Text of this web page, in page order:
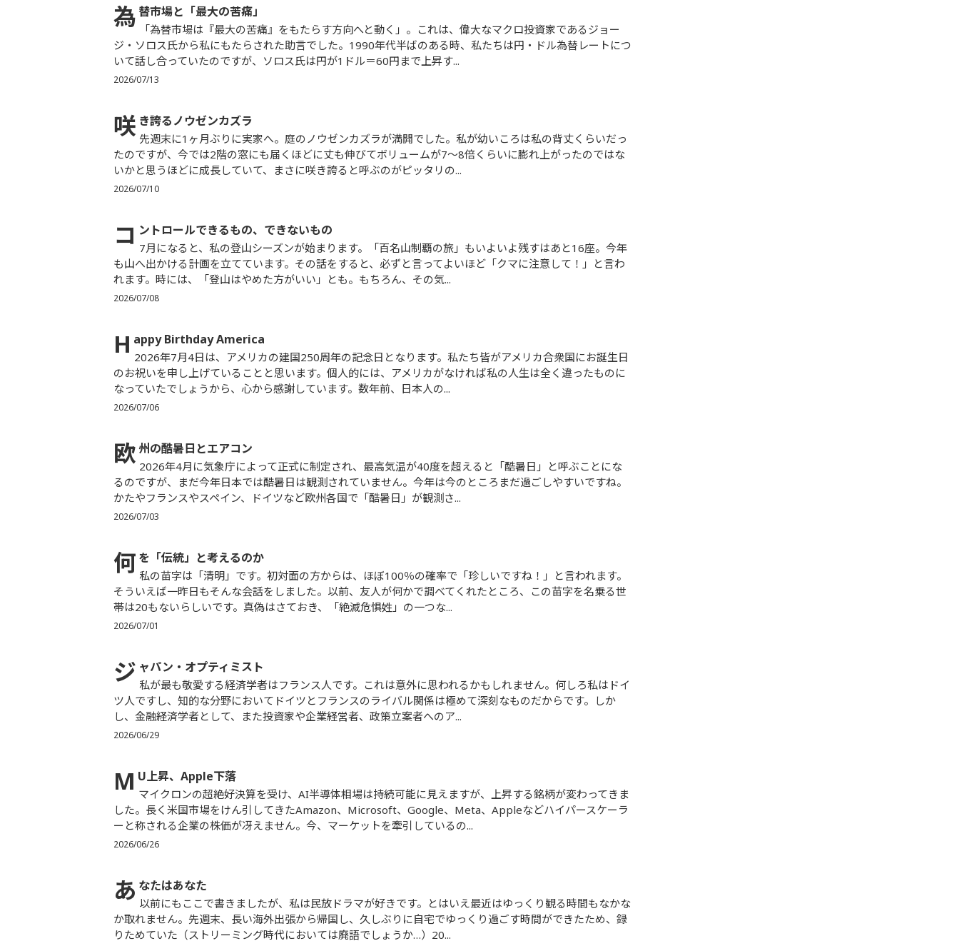
為 替市場と「最大の苦痛」
「為替市場は『最大の苦痛』をもたらす方向へと動く」。これは、偉大なマクロ投資家であるジョー
ジ・ソロス氏から私にもたらされた助言でした。1990年代半ばのある時、私たちは円・ドル為替レートにつ
いて話し合っていたのですが、ソロス氏は円が1ドル＝60円まで上昇す...
2026/07/13
咲 き誇るノウゼンカズラ
先週末に1ヶ月ぶりに実家へ。庭のノウゼンカズラが満開でした。私が幼いころは私の背丈くらいだっ
たのですが、今では2階の窓にも届くほどに丈も伸びてボリュームが7～8倍くらいに膨れ上がったのではな
いかと思うほどに成長していて、まさに咲き誇ると呼ぶのがピッタリの...
2026/07/10
コ ントロールできるもの、できないもの
7月になると、私の登山シーズンが始まります。「百名山制覇の旅」もいよいよ残すはあと16座。今年
も山へ出かける計画を立てています。その話をすると、必ずと言ってよいほど「クマに注意して！」と言わ
れます。時には、「登山はやめた方がいい」とも。もちろん、その気...
2026/07/08
H appy Birthday America
2026年7月4日は、アメリカの建国250周年の記念日となります。私たち皆がアメリカ合衆国にお誕生日
のお祝いを申し上げていることと思います。個人的には、アメリカがなければ私の人生は全く違ったものに
なっていたでしょうから、心から感謝しています。数年前、日本人の...
2026/07/06
欧州の酷暑日とエアコン
2026年4月に気象庁によって正式に制定され、最高気温が40度を超えると「酷暑日」と呼ぶことにな
るのですが、まだ今年日本では酷暑日は観測されていません。今年は今のところまだ過ごしやすいですね。
かたやフランスやスペイン、ドイツなど欧州各国で「酷暑日」が観測さ...
2026/07/03
何 を「伝統」と考えるのか
私の苗字は「清明」です。初対面の方からは、ほぼ100％の確率で「珍しいですね！」と言われます。
そういえば一昨日もそんな会話をしました。以前、友人が何かで調べてくれたところ、この苗字を名乗る世
帯は20もないらしいです。真偽はさておき、「絶滅危惧姓」の一つな...
2026/07/01
ジ ャパン・オプティミスト
私が最も敬愛する経済学者はフランス人です。これは意外に思われるかもしれません。何しろ私はドイ
ツ人ですし、知的な分野においてドイツとフランスのライバル関係は極めて深刻なものだからです。しか
し、金融経済学者として、また投資家や企業経営者、政策立案者へのア...
2026/06/29
M U上昇、Apple下落
マイクロンの超絶好決算を受け、AI半導体相場は持続可能に見えますが、上昇する銘柄が変わってきま
した。長く米国市場をけん引してきたAmazon、Microsoft、Google、Meta、Appleなどハイパースケーラ
ーと称される企業の株価が冴えません。今、マーケットを牽引しているの...
2026/06/26
あ なたはあなた
以前にもここで書きましたが、私は民放ドラマが好きです。とはいえ最近はゆっくり観る時間もなかな
か取れません。先週末、長い海外出張から帰国し、久しぶりに自宅でゆっくり過ごす時間ができたため、録
りためていた（ストリーミング時代においては廃語でしょうか…）20...